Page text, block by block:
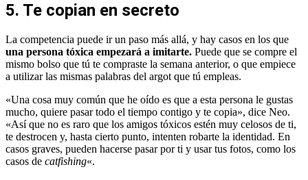
5. Te copian en secreto
La competencia puede ir un paso más allá, y hay casos en los que
una persona tóxica empezará a imitarte. Puede que se compre el
mismo bolso que tú te compraste la semana anterior, o que empiece
a utilizar las mismas palabras del argot que tú empleas.
«Una cosa muy común que he oído es que a esta persona le gustas
mucho, quiere pasar todo el tiempo contigo y te copia», dice Neo.
«Así que no es raro que los amigos tóxicos estén muy celosos de ti,
te destrocen y, hasta cierto punto, intenten robarte la identidad. En
casos graves, pueden hacerse pasar por ti y usar tus fotos, como los
casos de catfishing«.